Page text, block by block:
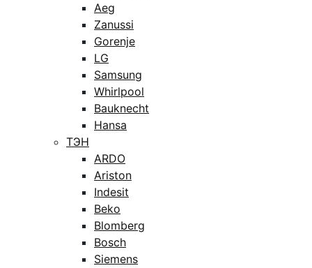
Aeg
Zanussi
Gorenje
LG
Samsung
Whirlpool
Bauknecht
Hansa
ТЭН
ARDO
Ariston
Indesit
Beko
Blomberg
Bosch
Siemens